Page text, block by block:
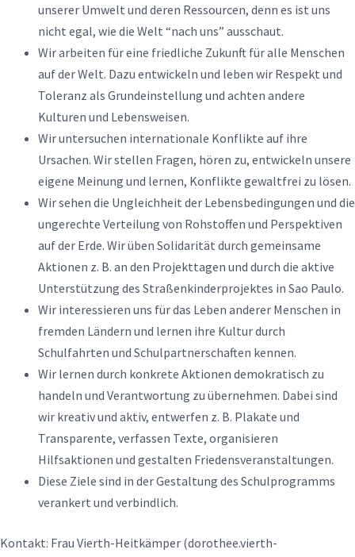
unserer Umwelt und deren Ressourcen, denn es ist uns
nicht egal, wie die Welt “nach uns” ausschaut.
Wir arbeiten für eine friedliche Zukunft für alle Menschen
auf der Welt. Dazu entwickeln und leben wir Respekt und
Toleranz als Grundeinstellung und achten andere
Kulturen und Lebensweisen.
Wir untersuchen internationale Konflikte auf ihre
Ursachen. Wir stellen Fragen, hören zu, entwickeln unsere
eigene Meinung und lernen, Konflikte gewaltfrei zu lösen.
Wir sehen die Ungleichheit der Lebensbedingungen und die
ungerechte Verteilung von Rohstoffen und Perspektiven
auf der Erde. Wir üben Solidarität durch gemeinsame
Aktionen z. B. an den Projekttagen und durch die aktive
Unterstützung des Straßenkinderprojektes in Sao Paulo.
Wir interessieren uns für das Leben anderer Menschen in
fremden Ländern und lernen ihre Kultur durch
Schulfahrten und Schulpartnerschaften kennen.
Wir lernen durch konkrete Aktionen demokratisch zu
handeln und Verantwortung zu übernehmen. Dabei sind
wir kreativ und aktiv, entwerfen z. B. Plakate und
Transparente, verfassen Texte, organisieren
Hilfsaktionen und gestalten Friedensveranstaltungen.
Diese Ziele sind in der Gestaltung des Schulprogramms
verankert und verbindlich.
Kontakt: Frau Vierth-Heitkämper (dorothee.vierth-